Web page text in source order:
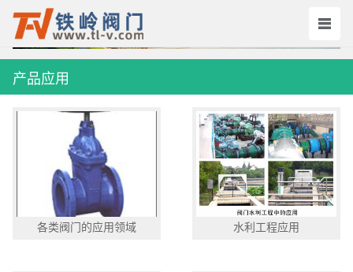
产品应用
各类阀门的应用领域 水利工程应用